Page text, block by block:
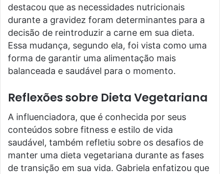
destacou que as necessidades nutricionais
durante a gravidez foram determinantes para a
decisão de reintroduzir a carne em sua dieta.
Essa mudança, segundo ela, foi vista como uma
forma de garantir uma alimentação mais
balanceada e saudável para o momento.
Reflexões sobre Dieta Vegetariana
A influenciadora, que é conhecida por seus
conteúdos sobre fitness e estilo de vida
saudável, também refletiu sobre os desafios de
manter uma dieta vegetariana durante as fases
de transição em sua vida. Gabriela enfatizou que